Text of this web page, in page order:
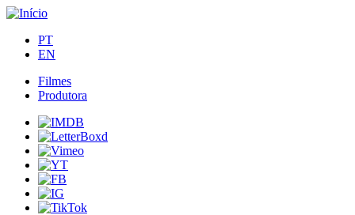
PT
EN
Main
navigation
Filmes
Produtora